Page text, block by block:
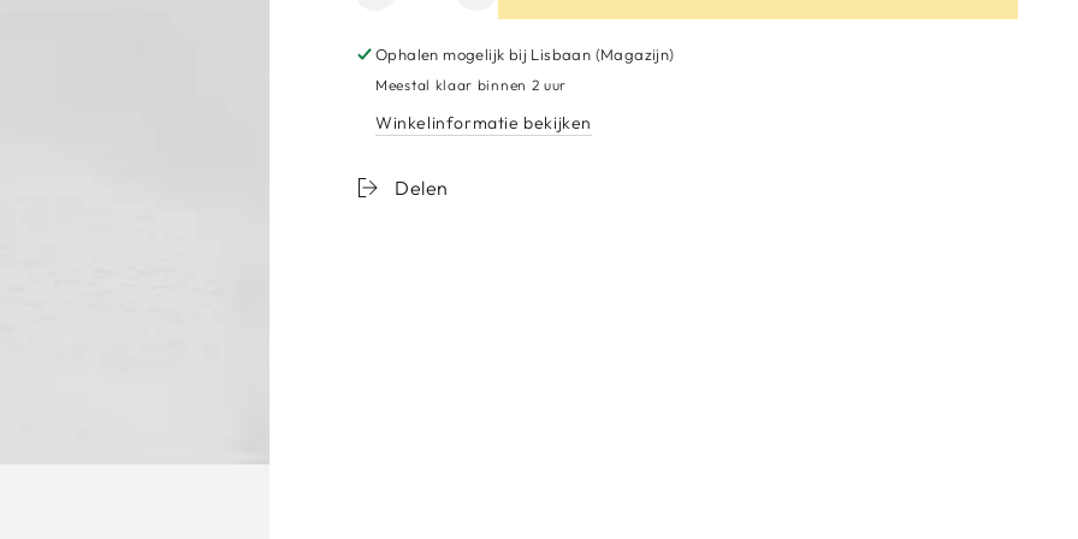
voor
Magic
het
aantal
voor
Stylo
Ophalen mogelijk bij Lisbaan (Magazijn)
Meestal klaar binnen 2 uur
Winkelinformatie bekijken
Delen